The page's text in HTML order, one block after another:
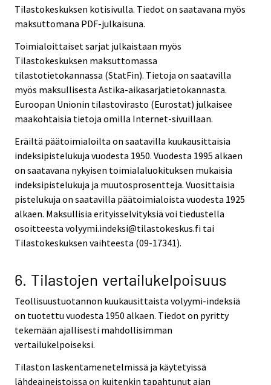
Tilastokeskuksen kotisivulla. Tiedot on saatavana myös
maksuttomana PDF-julkaisuna.
Toimialoittaiset sarjat julkaistaan myös
Tilastokeskuksen maksuttomassa
tilastotietokannassa (StatFin). Tietoja on saatavilla
myös maksullisesta Astika-aikasarjatietokannasta.
Euroopan Unionin tilastovirasto (Eurostat) julkaisee
maakohtaisia tietoja omilla Internet-sivuillaan.
Eräiltä päätoimialoilta on saatavilla kuukausittaisia
indeksipistelukuja vuodesta 1950. Vuodesta 1995 alkaen
on saatavana nykyisen toimialaluokituksen mukaisia
indeksipistelukuja ja muutosprosentteja. Vuosittaisia
pistelukuja on saatavilla päätoimialoista vuodesta 1925
alkaen. Maksullisia erityisselvityksiä voi tiedustella
osoitteesta volyymi.indeksi@tilastokeskus.fi tai
Tilastokeskuksen vaihteesta (09-17341).
6. Tilastojen vertailukelpoisuus
Teollisuustuotannon kuukausittaista volyymi-indeksiä
on tuotettu vuodesta 1950 alkaen. Tiedot on pyritty
tekemään ajallisesti mahdollisimman
vertailukelpoiseksi.
Tilaston laskentamenetelmissä ja käytetyissä
lähdeaineistoissa on kuitenkin tapahtunut ajan